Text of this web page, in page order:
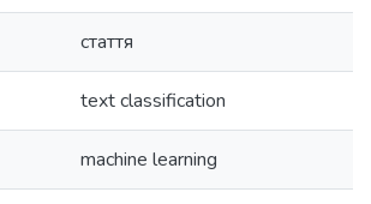
стаття
text classification
machine learning